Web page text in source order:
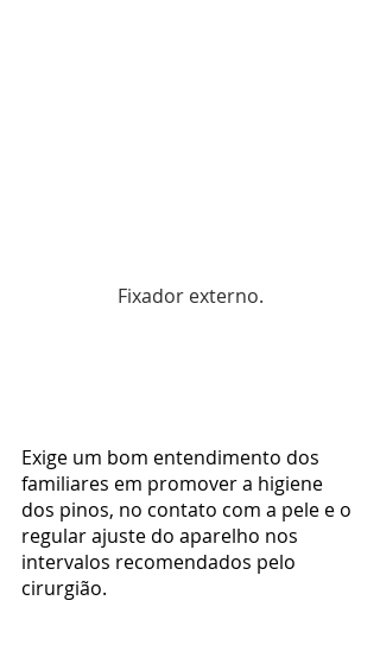
Fixador externo.
Exige um bom entendimento dos
familiares em promover a higiene
dos pinos, no contato com a pele e o
regular ajuste do aparelho nos
intervalos recomendados pelo
cirurgião.